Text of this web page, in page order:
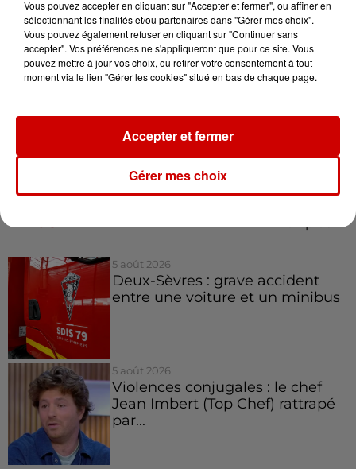
Infos
5 août 2026
Deux-Sèvres : grave accident
entre une voiture et un minibus
5 août 2026
Violences conjugales : le chef
Jean Imbert (Top Chef) rattrapé
par...
Vous pouvez accepter en cliquant sur "Accepter et fermer", ou affiner en
sélectionnant les finalités et/ou partenaires dans "Gérer mes choix".
Vous pouvez également refuser en cliquant sur "Continuer sans
accepter". Vos préférences ne s'appliqueront que pour ce site. Vous
pouvez mettre à jour vos choix, ou retirer votre consentement à tout
moment via le lien "Gérer les cookies" situé en bas de chaque page.
Gérer mes choix
Accepter et fermer